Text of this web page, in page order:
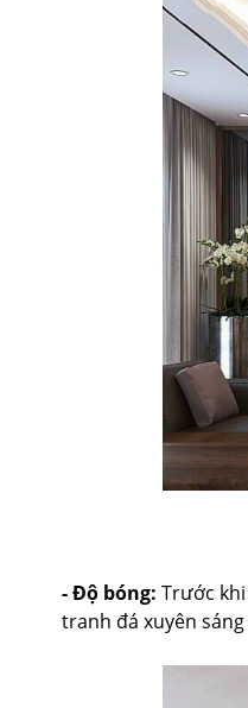
- Độ bóng: Trước
tranh đá xuyên